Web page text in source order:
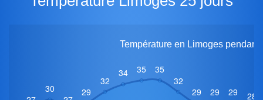
Température en Limoges